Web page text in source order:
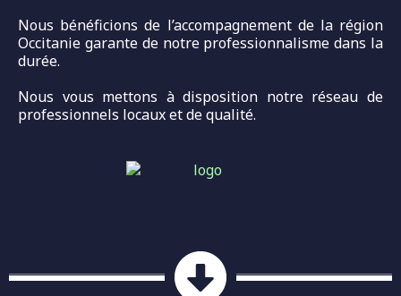
Nous bénéficions de l’accompagnement de la région
Occitanie garante de notre professionnalisme dans la
durée.
Nous vous mettons à disposition notre réseau de
professionnels locaux et de qualité.